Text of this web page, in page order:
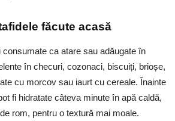
făcute acasă
consumate ca atare sau adăugate în
în checuri, cozonaci, biscuiți, brioșe,
cu morcov sau iaurt cu cereale. Înainte
fi hidratate câteva minute în apă caldă,
rom, pentru o textură mai moale.